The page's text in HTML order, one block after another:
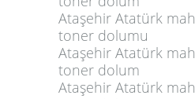
Ataşehir Atatürk
toner dolumu
Ataşehir Atatürk
toner dolum
Ataşehir Atatürk